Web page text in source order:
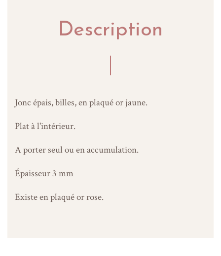
Description
Jonc épais, billes, en plaqué or jaune.
Plat à l'intérieur.
A porter seul ou en accumulation.
Épaisseur 3 mm
Existe en plaqué or rose.